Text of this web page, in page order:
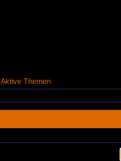
Aktive Themen